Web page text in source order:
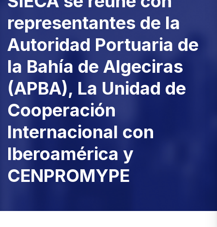
representantes de la
Autoridad Portuaria de
la Bahía de Algeciras
(APBA), La Unidad de
Cooperación
Internacional con
Iberoamérica y
CENPROMYPE